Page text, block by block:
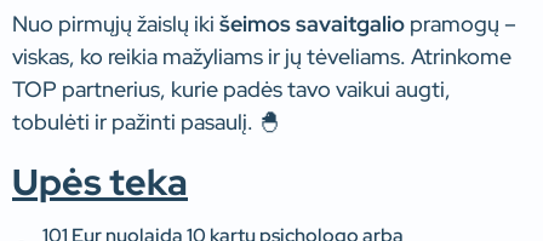
Nuo pirmųjų žaislų iki šeimos savaitgalio pramogų –
viskas, ko reikia mažyliams ir jų tėveliams. Atrinkome
TOP partnerius, kurie padės tavo vaikui augti,
tobulėti ir pažinti pasaulį. 🐣
Upės teka